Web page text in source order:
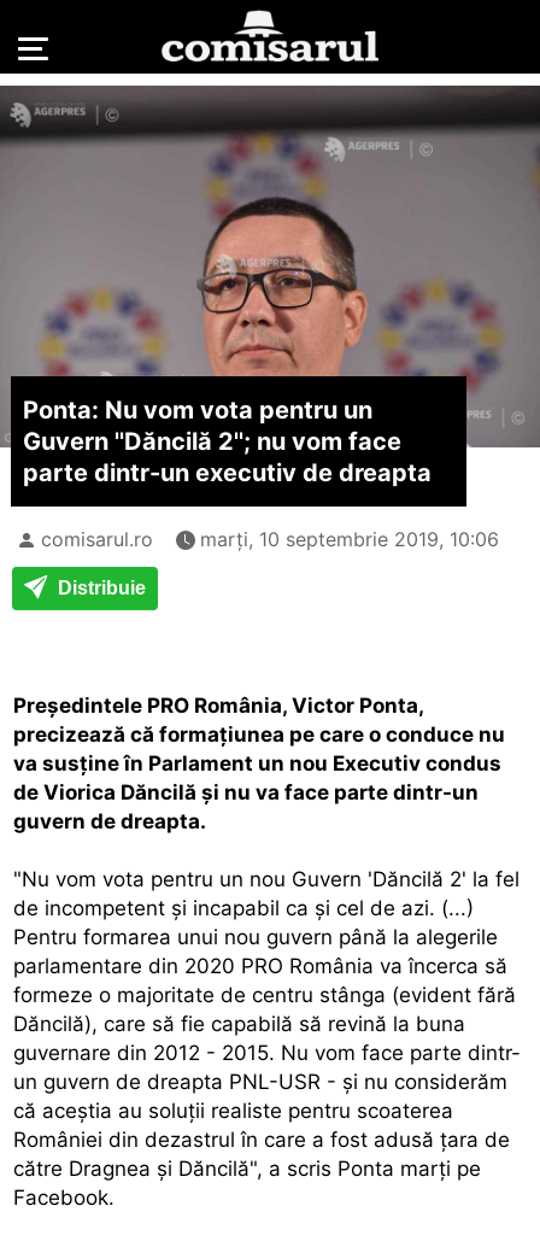
Ponta: Nu vom vota pentru un
Guvern ''Dăncilă 2''; nu vom face
parte dintr-un executiv de dreapta
comisarul.ro marți, 10 septembrie 2019, 10:06
Distribuie
Preşedintele PRO România, Victor Ponta,
precizează că formaţiunea pe care o conduce nu
va susţine în Parlament un nou Executiv condus
de Viorica Dăncilă şi nu va face parte dintr-un
guvern de dreapta.
"Nu vom vota pentru un nou Guvern 'Dăncilă 2' la fel
de incompetent şi incapabil ca şi cel de azi. (...)
Pentru formarea unui nou guvern până la alegerile
parlamentare din 2020 PRO România va încerca să
formeze o majoritate de centru stânga (evident fără
Dăncilă), care să fie capabilă să revină la buna
guvernare din 2012 - 2015. Nu vom face parte dintr-
un guvern de dreapta PNL-USR - şi nu considerăm
că aceştia au soluţii realiste pentru scoaterea
României din dezastrul în care a fost adusă ţara de
către Dragnea şi Dăncilă", a scris Ponta marţi pe
Facebook.